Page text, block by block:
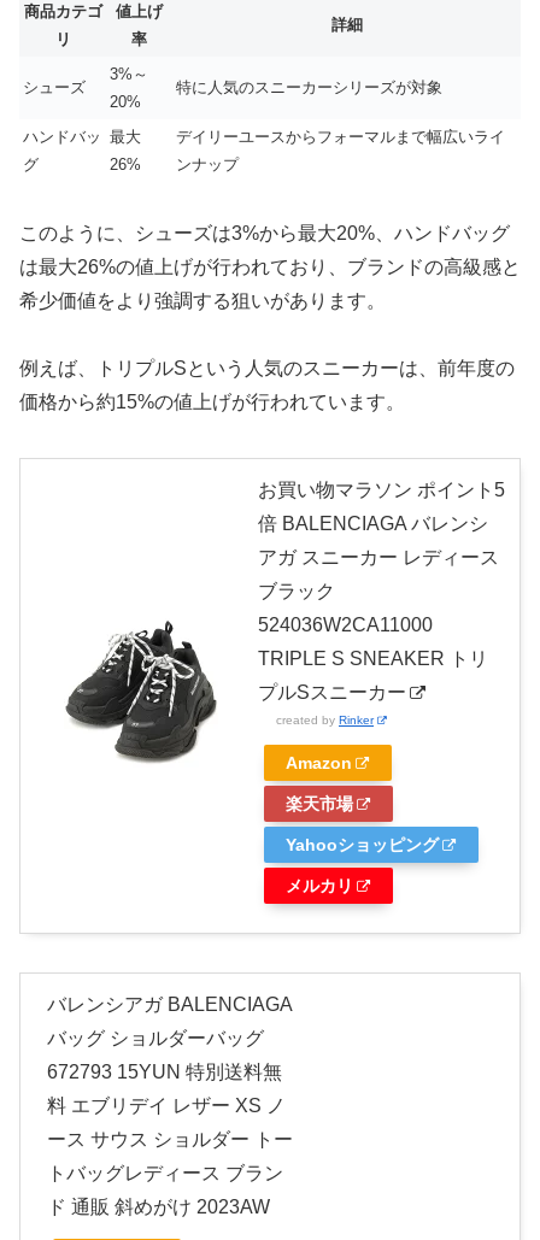
商品カテゴ
リ
値上げ
率
詳細
シューズ
3%～
20%
特に人気のスニーカーシリーズが対象
ハンドバッ
グ
最大
26%
デイリーユースからフォーマルまで幅広いライ
ンナップ
このように、シューズは3%から最大20%、ハンドバッグ
は最大26%の値上げが行われており、ブランドの高級感と
希少価値をより強調する狙いがあります。
例えば、トリプルSという人気のスニーカーは、前年度の
価格から約15%の値上げが行われています。
お買い物マラソン ポイント5
倍 BALENCIAGA バレンシ
アガ スニーカー レディース
ブラック
524036W2CA11000
TRIPLE S SNEAKER トリ
プルSスニーカー
created by Rinker
Amazon
楽天市場
Yahooショッピング
メルカリ
バレンシアガ BALENCIAGA
バッグ ショルダーバッグ
672793 15YUN 特別送料無
料 エブリデイ レザー XS ノ
ース サウス ショルダー トー
トバッグレディース ブラン
ド 通販 斜めがけ 2023AW